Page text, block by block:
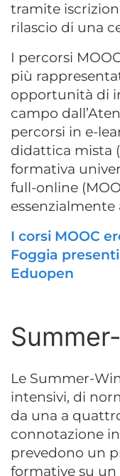
tramite
rilascio di una
I percorsi
più
opportunità di
campo
percorsi in e-
didattica mista
formativa
full-online
I corsi MOOC
Foggia
Eduopen
Le Summer-
intensivi, di
da una a
connotazione
prevedono un
formative su